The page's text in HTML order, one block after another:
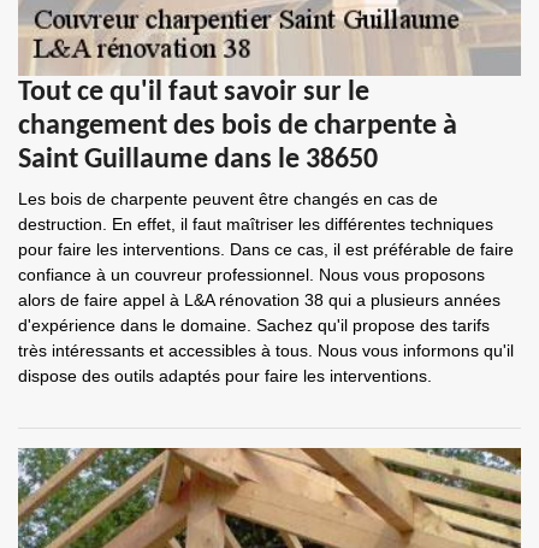
Tout ce qu'il faut savoir sur le
changement des bois de charpente à
Saint Guillaume dans le 38650
Les bois de charpente peuvent être changés en cas de
destruction. En effet, il faut maîtriser les différentes techniques
pour faire les interventions. Dans ce cas, il est préférable de faire
confiance à un couvreur professionnel. Nous vous proposons
alors de faire appel à L&A rénovation 38 qui a plusieurs années
d'expérience dans le domaine. Sachez qu'il propose des tarifs
très intéressants et accessibles à tous. Nous vous informons qu'il
dispose des outils adaptés pour faire les interventions.